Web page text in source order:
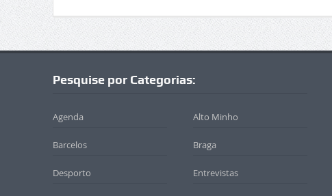
Pesquise por Categorias:
Agenda Alto Minho
Barcelos Braga
Desporto Entrevistas